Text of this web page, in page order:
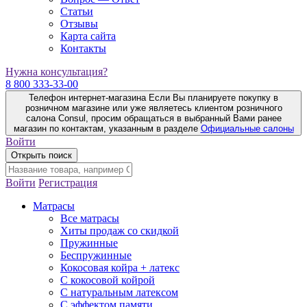
Статьи
Отзывы
Карта сайта
Контакты
Нужна консультация?
8 800 333-33-00
Телефон интернет-магазина Если Вы планируете покупку в
розничном магазине или уже являетесь клиентом розничного
салона Consul, просим обращаться в выбранный Вами ранее
магазин по контактам, указанным в разделе Официальные салоны
Войти
Открыть поиск
Войти Регистрация
Матрасы
Все матрасы
Хиты продаж со скидкой
Пружинные
Беспружинные
Кокосовая койра + латекс
С кокосовой койрой
С натуральным латексом
С эффектом памяти